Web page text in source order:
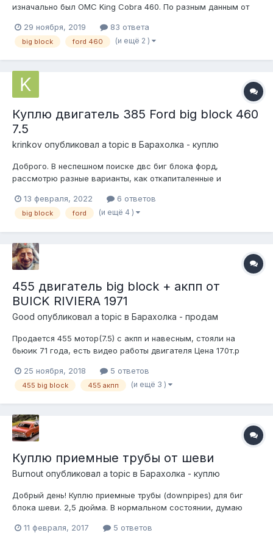
изначально был OMC King Cobra 460. По разным данным от
мощности своего мотора. Продажа в связи с установкой на
авто и доработкой под чарджер. Добавлю НОВЫЕ ПОЗИЦИИ:
29 ноября, 2019 83 ответа
big block ford 460 (и ещё 2 )
Куплю двигатель 385 Ford big block 460
7.5
krinkov опубликовал a topic в Барахолка - куплю
Доброго. В неспешном поиске двс биг блока форд,
рассмотрю разные варианты, как откапиталенные и
блок с шпг, коленом, отдельно головы, впуск и т.д. Интересен
как карб, так и инжектор. Ford Thunderbird (1972-1976),
13 февраля, 2022 6 ответов
big block ford (и ещё 4 )
455 двигатель big block + акпп от
BUICK RIVIERA 1971
Good опубликовал a topic в Барахолка - продам
Продается 455 мотор(7.5) с акпп и навесным, стояли на
бьюик 71 года, есть видео работы двигателя Цена 170т.р
25 ноября, 2018
5 ответов
455 big block 455 акпп (и ещё 3 )
Куплю приемные трубы от шеви
Burnout опубликовал a topic в Барахолка - куплю
Добрый день! Куплю приемные трубы (downpipes) для биг
блока шеви. 2,5 дюйма. В нормальном состоянии, думаю
11 февраля, 2017
5 ответов